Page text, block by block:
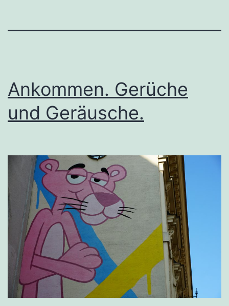
Ankommen. Gerüche
und Geräusche.